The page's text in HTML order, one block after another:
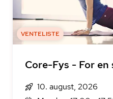
VENTELISTE
Core-Fys - For
10. august, 2026